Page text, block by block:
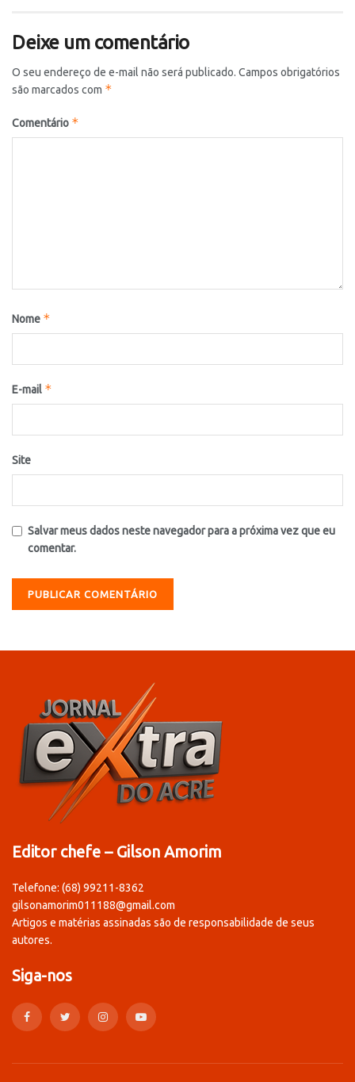
Deixe um comentário
O seu endereço de e-mail não será publicado. Campos obrigatórios
são marcados com *
Comentário *
Nome *
E-mail *
Site
Salvar meus dados neste navegador para a próxima vez que eu
comentar.
Editor chefe – Gilson Amorim
Telefone: (68) 99211-8362
gilsonamorim011188@gmail.com
Artigos e matérias assinadas são de responsabilidade de seus
autores.
Siga-nos